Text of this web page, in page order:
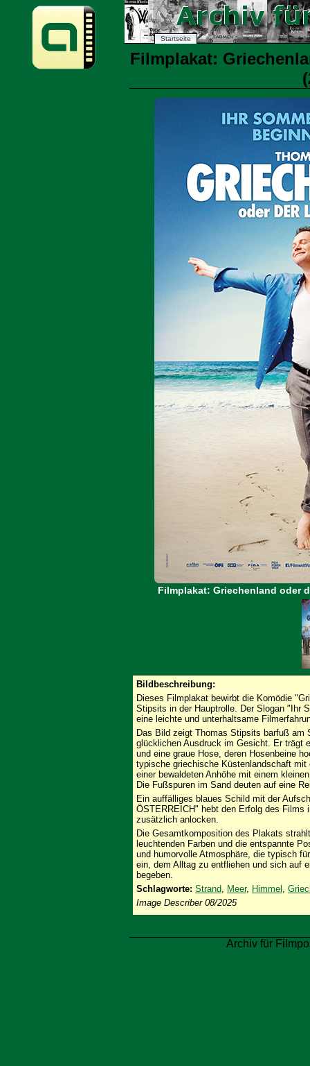
Startseite
Filmplakat:
Filmplakat: Griechenland oder
Bildbeschreibung:
Dieses Filmplakat bewirbt die Komödie
Stipsits in der Hauptrolle. Der Slogan "Ihr
eine leichte und unterhaltsame
Das Bild zeigt Thomas Stipsits barfuß am
glücklichen Ausdruck im Gesicht. Er trägt
und eine graue Hose, deren Hosenbeine
typische griechische Küstenlandschaft mit
einer bewaldeten Anhöhe mit einem
Die Fußspuren im Sand deuten auf eine
Ein auffälliges blaues Schild mit der
ÖSTERREICH" hebt den Erfolg des Films
zusätzlich anlocken.
Die Gesamtkomposition des Plakats
leuchtenden Farben und die entspannte
und humorvolle Atmosphäre, die typisch
ein, dem Alltag zu entfliehen und sich auf
begeben.
Schlagworte: Strand, Meer, Himmel ,
Image Describer 08/2025
Archiv für